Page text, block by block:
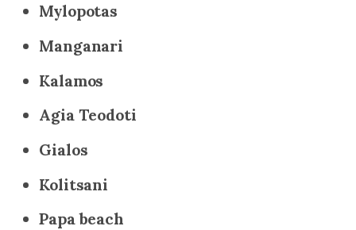
Mylopotas
Manganari
Kalamos
Agia Teodoti
Gialos
Kolitsani
Papa beach